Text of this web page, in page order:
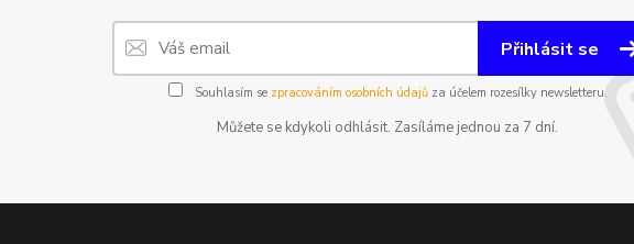
Přihlásit se
Souhlasím se zpracováním osobních údajůza účelem rozesílky newsletteru.
Můžete se kdykoli odhlásit. Zasíláme jednou za 7 dní.